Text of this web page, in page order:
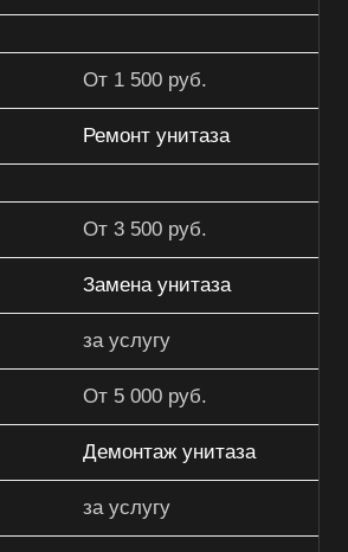
От 1 500 руб.
Ремонт унитаза
От 3 500 руб.
Замена унитаза
за услугу
От 5 000 руб.
Демонтаж унитаза
за услугу